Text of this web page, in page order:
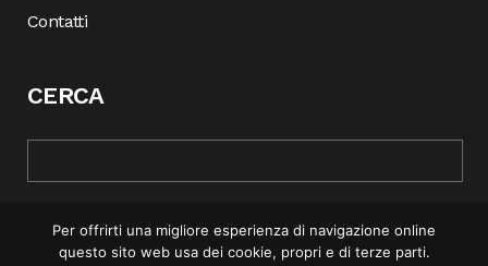
Contatti
CERCA
Per offrirti una migliore esperienza di navigazione online
questo sito web usa dei cookie, propri e di terze parti.